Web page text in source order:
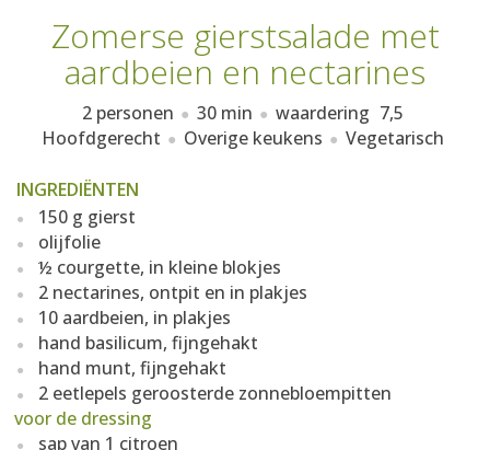
Zomerse gierstsalade met
aardbeien en nectarines
2 personen 30 min waardering 7,5
Hoofdgerecht
Overige keukens Vegetarisch
INGREDIËNTEN
150 g gierst
olijfolie
½ courgette, in kleine blokjes
2 nectarines, ontpit en in plakjes
10 aardbeien, in plakjes
hand basilicum, fijngehakt
hand munt, fijngehakt
2 eetlepels geroosterde zonnebloempitten
voor de dressing
sap van 1 citroen